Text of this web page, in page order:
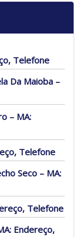
Telefone
Da Maioba –
– MA:
Telefone
Seco – MA:
Telefone
Endereço,